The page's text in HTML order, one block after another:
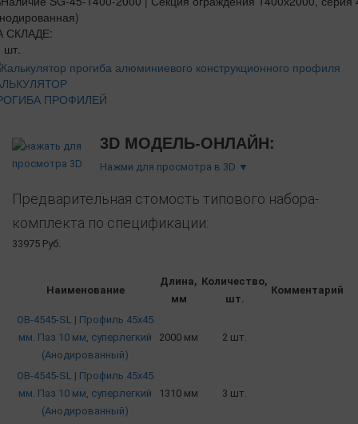
СКЛАДЕ:
шт.
ПРОФИЛЕЙ
3D МОДЕЛЬ-ОНЛАЙН:
Нажми для просмотра в 3D ▼
Предварительная стомость типового набора-
комплекта по спецификации:
33975 Руб.
Наименование
Длина,
мм
Количество,
шт.
Комментарий
OB-4545-SL | Профиль 45х45
мм. Паз 10 мм, суперлегкий
(Анодированный)
2000 мм 2 шт.
OB-4545-SL | Профиль 45х45
мм. Паз 10 мм, суперлегкий
(Анодированный)
1310 мм 3 шт.